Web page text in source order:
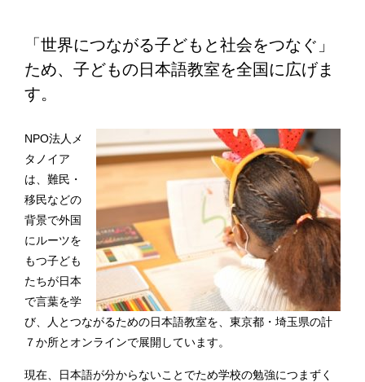
「世界につながる子どもと社会をつなぐ」
ため、子どもの日本語教室を全国に広げま
す。
NPO法人メ
タノイア
は、難民・
移民などの
背景で外国
にルーツを
もつ子ども
たちが日本
で言葉を学
び、人とつながるための日本語教室を、東京都・埼玉県の計
７か所とオンラインで展開しています。
現在、日本語が分からないことでため学校の勉強につまずく